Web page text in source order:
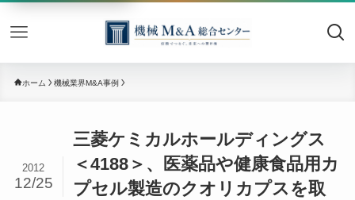
機械
ホーム 機械業界M&A事例
三菱ケミカルホールディングス
＜4188＞、医薬品や健康食品用カ
プセル製造のクオリカプスを取
2012
12/25